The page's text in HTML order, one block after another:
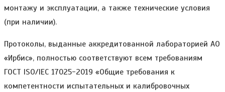
монтажу и эксплуатации, а также технические условия
(при наличии).
Протоколы, выданные аккредитованной лабораторией АО
«Ирбис», полностью соответствуют всем требованиям
ГОСТ ISO/IEC 17025-2019 «Общие требования к
компетентности испытательных и калибровочных